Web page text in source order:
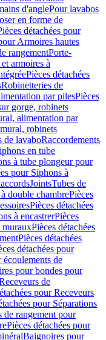
d'anglePour lavabos
en forme de
détachées pour
Armoires hautes
rangementPorte-
armoires à
Pièces détachées
Robinetteries de
par pilesPièces
gorge, robinets
alimentation par
robinets
de lavaboRaccordements
en tube
à tube plongeur pour
pour Siphons à
JointsTubes de
double chambrePièces
Pièces détachées
à encastrerPièces
murauxPièces détachées
Pièces détachées
détachées pour
écoulements de
pour bondes pour
de
pour Receveurs
pour Séparations
de rangement pour
Pièces détachées pour
Baignoires pour